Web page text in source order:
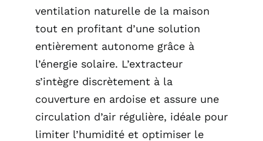
ventilation naturelle de la maison
tout en profitant d’une solution
entièrement autonome grâce à
l’énergie solaire. L’extracteur
s’intègre discrètement à la
couverture en ardoise et assure une
circulation d’air régulière, idéale pour
limiter l’humidité et optimiser le